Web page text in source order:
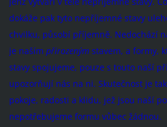
dokáže pak tyto nepříjemné stavy
chvilku, působí příjemně. Nedochází
je naším přirozeným stavem, a formy,
stavy spojujeme, pouze s touto naší
upozorňují nás na ni. Skutečnost je
pokoje, radosti a klidu, jež jsou naší
nepotřebujeme formu vůbec žádnou.